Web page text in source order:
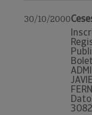
30/10/2000